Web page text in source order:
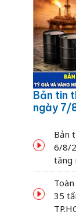
Bản tin
ngày 7/
dầuBản
6/8/
tăng
35